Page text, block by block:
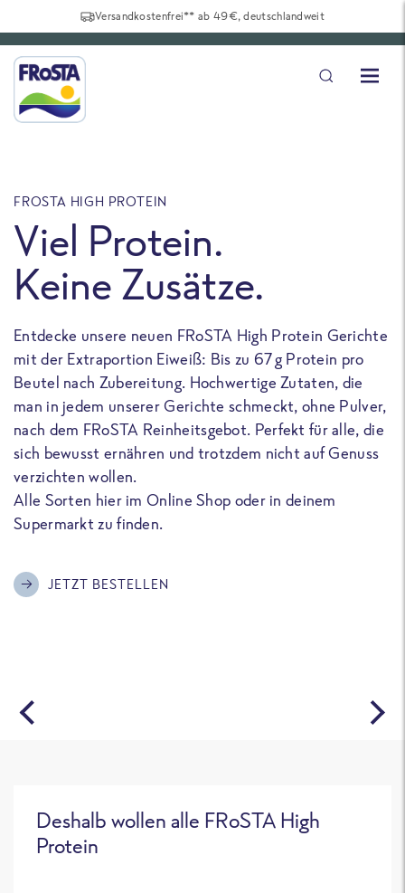
Versandkostenfrei** ab 49€, deutschlandweit
FROSTA HIGH PROTEIN
Viel Protein.
Keine Zusätze.
Entdecke unsere neuen FRoSTA High Protein Gerichte
mit der Extraportion Eiweiß: Bis zu 67 g Protein pro
Beutel nach Zubereitung. Hochwertige Zutaten, die
man in jedem unserer Gerichte schmeckt, ohne Pulver,
nach dem FRoSTA Reinheitsgebot. Perfekt für alle, die
sich bewusst ernähren und trotzdem nicht auf Genuss
verzichten wollen.
Alle Sorten hier im Online Shop oder in deinem
Supermarkt zu finden.
JETZT BESTELLEN
Deshalb wollen alle FRoSTA High
Protein